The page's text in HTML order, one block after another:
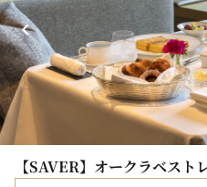
【SAVER】オークラベスト